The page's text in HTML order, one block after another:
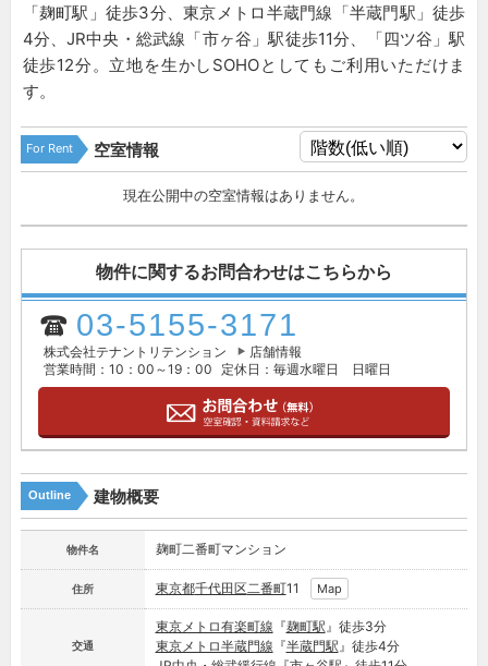
「麹町駅」徒歩3分、東京メトロ半蔵門線「半蔵門駅」徒歩
4分、JR中央・総武線「市ヶ谷」駅徒歩11分、「四ツ谷」駅
徒歩12分。立地を生かしSOHOとしてもご利用いただけま
す。
For Rent 空室情報
現在公開中の空室情報はありません。
物件に関するお問合わせはこちらから
03-5155-3171
株式会社テナントリテンション
店舗情報
営業時間：10：00～19：00
定休日：毎週水曜日 日曜日
Outline 建物概要
物件名 麹町二番町マンション
住所 東京都千代田区二番町11 Map
交通
東京メトロ有楽町線 『麹町駅 』徒歩3分
東京メトロ半蔵門線 『半蔵門駅 』徒歩4分